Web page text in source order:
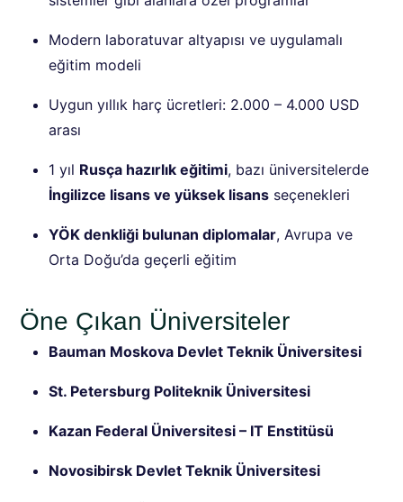
Modern laboratuvar altyapısı ve uygulamalı
eğitim modeli
Uygun yıllık harç ücretleri: 2.000 – 4.000 USD
arası
1 yıl Rusça hazırlık eğitimi, bazı üniversitelerde
İngilizce lisans ve yüksek lisans seçenekleri
YÖK denkliği bulunan diplomalar, Avrupa ve
Orta Doğu’da geçerli eğitim
Öne Çıkan Üniversiteler
Bauman Moskova Devlet Teknik Üniversitesi
St. Petersburg Politeknik Üniversitesi
Kazan Federal Üniversitesi – IT Enstitüsü
Novosibirsk Devlet Teknik Üniversitesi